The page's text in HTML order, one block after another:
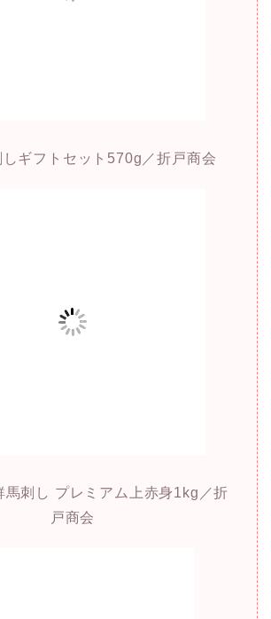
ギフトセット570g／折戸商会
刺し プレミアム上赤身1kg／折
戸商会